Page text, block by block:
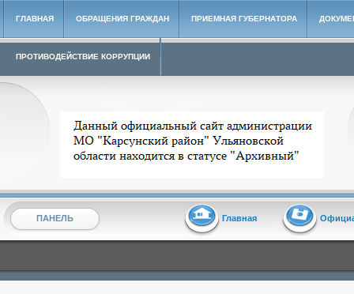
ГЛАВНАЯ ОБРАЩЕНИЯ ГРАЖДАН ПРИЕМНАЯ ГУБЕРНАТОРА
ПРОТИВОДЕЙСТВИЕ КОРРУПЦИИ
Архивный сайт администрации МО "Карсунский район"
ПАНЕЛЬ Главная